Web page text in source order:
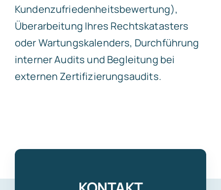
Kundenzufriedenheitsbewertung),
Überarbeitung Ihres Rechtskatasters
oder Wartungskalenders, Durchführung
interner Audits und Begleitung bei
externen Zertifizierungsaudits.